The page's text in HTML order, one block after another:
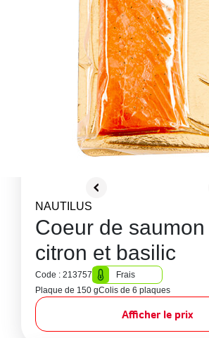
NAUTILUS
Coeur de
citron et basilic
Code : 213757
Frais
Plaque de 150 gColis de 6 plaques
Afficher le prix